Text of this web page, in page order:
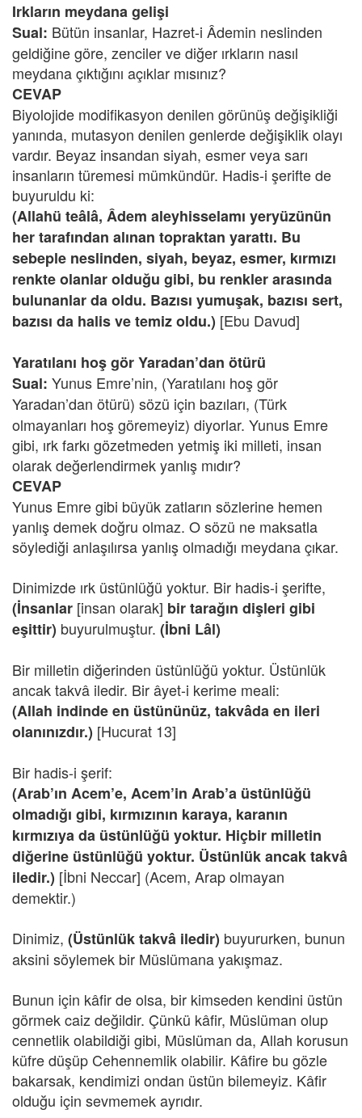
Irkların meydana gelişi
Sual: Bütün insanlar, Hazret-i Âdemin neslinden
geldiğine göre, zenciler ve diğer ırkların nasıl
meydana çıktığını açıklar mısınız?
CEVAP
Biyolojide modifikasyon denilen görünüş değişikliği
yanında, mutasyon denilen genlerde değişiklik olayı
vardır. Beyaz insandan siyah, esmer veya sarı
insanların türemesi mümkündür. Hadis-i şerifte de
buyuruldu ki:
(Allahü teâlâ, Âdem aleyhisselamı yeryüzünün
her tarafından alınan topraktan yarattı. Bu
sebeple neslinden, siyah, beyaz, esmer, kırmızı
renkte olanlar olduğu gibi, bu renkler arasında
bulunanlar da oldu. Bazısı yumuşak, bazısı sert,
bazısı da halis ve temiz oldu.) [Ebu Davud]
Yaratılanı hoş gör Yaradan’dan ötürü
Sual: Yunus Emre’nin, (Yaratılanı hoş gör
Yaradan’dan ötürü) sözü için bazıları, (Türk
olmayanları hoş göremeyiz) diyorlar. Yunus Emre
gibi, ırk farkı gözetmeden yetmiş iki milleti, insan
olarak değerlendirmek yanlış mıdır?
CEVAP
Yunus Emre gibi büyük zatların sözlerine hemen
yanlış demek doğru olmaz. O sözü ne maksatla
söylediği anlaşılırsa yanlış olmadığı meydana çıkar.
Dinimizde ırk üstünlüğü yoktur. Bir hadis-i şerifte,
(İnsanlar [insan olarak] bir tarağın dişleri gibi
eşittir) buyurulmuştur. (İbni Lâl)
Bir milletin diğerinden üstünlüğü yoktur. Üstünlük
ancak takvâ iledir. Bir âyet-i kerime meali:
(Allah indinde en üstününüz, takvâda en ileri
olanınızdır.) [Hucurat 13]
Bir hadis-i şerif:
(Arab’ın Acem’e, Acem’in Arab’a üstünlüğü
olmadığı gibi, kırmızının karaya, karanın
kırmızıya da üstünlüğü yoktur. Hiçbir milletin
diğerine üstünlüğü yoktur. Üstünlük ancak takvâ
iledir.) [İbni Neccar] (Acem, Arap olmayan
demektir.)
Dinimiz, (Üstünlük takvâ iledir) buyururken, bunun
aksini söylemek bir Müslümana yakışmaz.
Bunun için kâfir de olsa, bir kimseden kendini üstün
görmek caiz değildir. Çünkü kâfir, Müslüman olup
cennetlik olabildiği gibi, Müslüman da, Allah korusun
küfre düşüp Cehennemlik olabilir. Kâfire bu gözle
bakarsak, kendimizi ondan üstün bilemeyiz. Kâfir
olduğu için sevmemek ayrıdır.